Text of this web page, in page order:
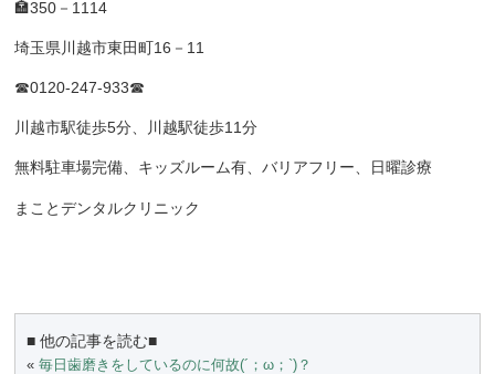
🏣350 － 1114
埼玉県川越市東田町16 － 11
☎0120-247-933☎
川越市駅徒歩5分、川越駅徒歩11分
無料駐車場完備、キッズルーム有、バリアフリー、日曜診療
まことデンタルクリニック
■ 他の記事を読む■
«毎日歯磨きをしているのに何故(´；ω；`)？